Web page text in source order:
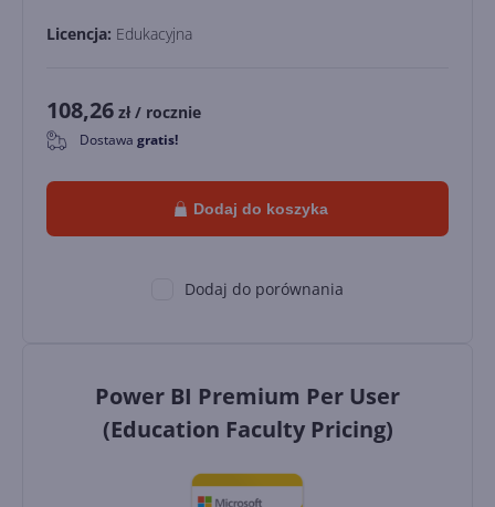
Licencja: Edukacyjna
108,26 zł / rocznie
0 Dostawa gratis!
Dodaj do koszyka
Dodaj do porównania
Power BI Premium Per User
(Education Faculty Pricing)